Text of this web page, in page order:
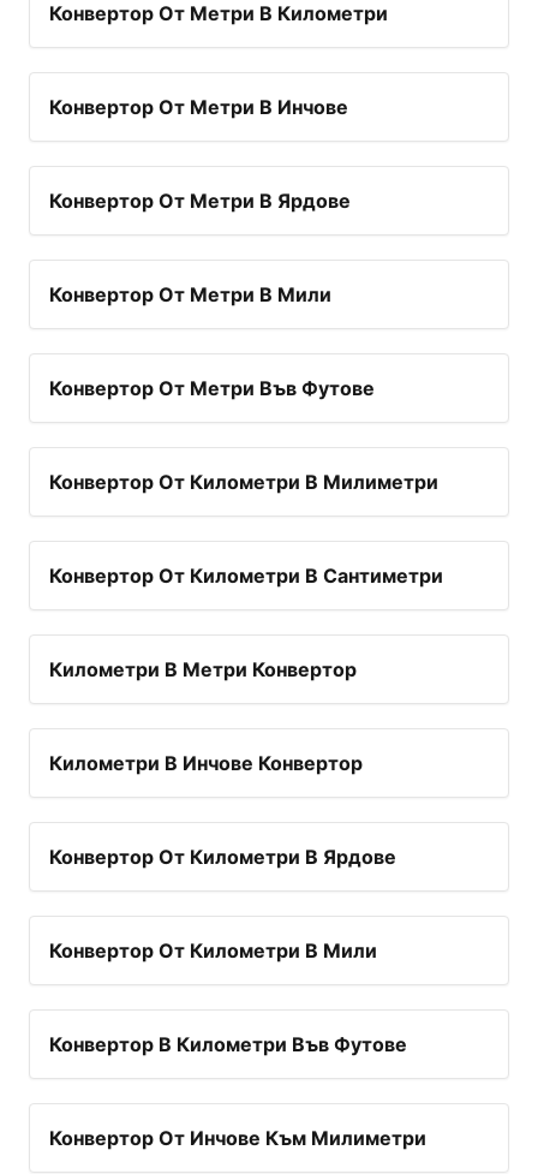
Конвертор От Метри В Километри
Конвертор От Метри В Инчове
Конвертор От Метри В Ярдове
Конвертор От Метри В Мили
Конвертор От Метри Във Футове
Конвертор От Километри В Милиметри
Конвертор От Километри В Сантиметри
Километри В Метри Конвертор
Километри В Инчове Конвертор
Конвертор От Километри В Ярдове
Конвертор От Километри В Мили
Конвертор В Километри Във Футове
Конвертор От Инчове Към Милиметри